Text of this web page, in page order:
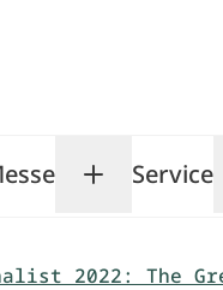
TOP Salon
ToggleService
2022: The